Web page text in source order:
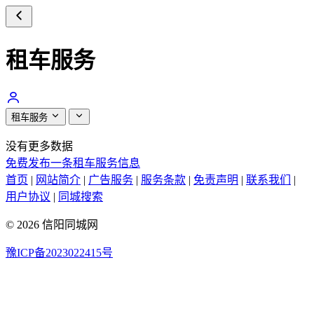
租车服务
租车服务
没有更多数据
免费发布一条租车服务信息
首页 | 网站简介 | 广告服务 | 服务条款 | 免责声明 | 联系我们
|
用户协议 | 同城搜索
© 2026 信阳同城网
豫ICP备2023022415号